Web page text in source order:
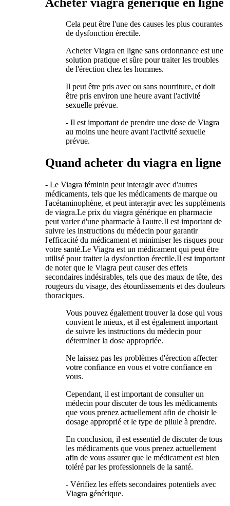
Cela peut être l'une des causes les plus courantes
de dysfonction érectile.
Acheter Viagra en ligne sans ordonnance est une
solution pratique et sûre pour traiter les troubles
de l'érection chez les hommes.
Il peut être pris avec ou sans nourriture, et doit
être pris environ une heure avant l'activité
sexuelle prévue.
- Il est important de prendre une dose de Viagra
au moins une heure avant l'activité sexuelle
prévue.
Quand acheter du viagra en ligne
- Le Viagra féminin peut interagir avec d'autres
médicaments, tels que les médicaments de marque ou
l'acétaminophène, et peut interagir avec les suppléments
de viagra.Le prix du viagra générique en pharmacie
peut varier d'une pharmacie à l'autre.Il est important de
suivre les instructions du médecin pour garantir
l'efficacité du médicament et minimiser les risques pour
votre santé.Le Viagra est un médicament qui peut être
utilisé pour traiter la dysfonction érectile.Il est important
de noter que le Viagra peut causer des effets
secondaires indésirables, tels que des maux de tête, des
rougeurs du visage, des étourdissements et des douleurs
thoraciques.
Vous pouvez également trouver la dose qui vous
convient le mieux, et il est également important
de suivre les instructions du médecin pour
déterminer la dose appropriée.
Ne laissez pas les problèmes d'érection affecter
votre confiance en vous et votre confiance en
vous.
Cependant, il est important de consulter un
médecin pour discuter de tous les médicaments
que vous prenez actuellement afin de choisir le
dosage approprié et le type de pilule à prendre.
En conclusion, il est essentiel de discuter de tous
les médicaments que vous prenez actuellement
afin de vous assurer que le médicament est bien
toléré par les professionnels de la santé.
- Vérifiez les effets secondaires potentiels avec
Viagra générique.